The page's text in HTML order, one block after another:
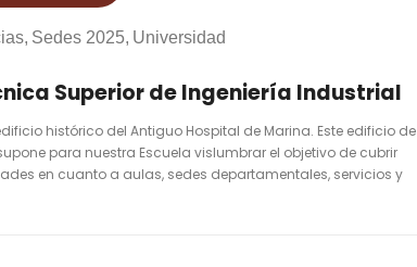
Sedes 2025 Universidad
Superior de Ingeniería Industrial
histórico del Antiguo Hospital de Marina. Este edificio de
para nuestra Escuela vislumbrar el objetivo de cubrir
en cuanto a aulas, sedes departamentales, servicios y